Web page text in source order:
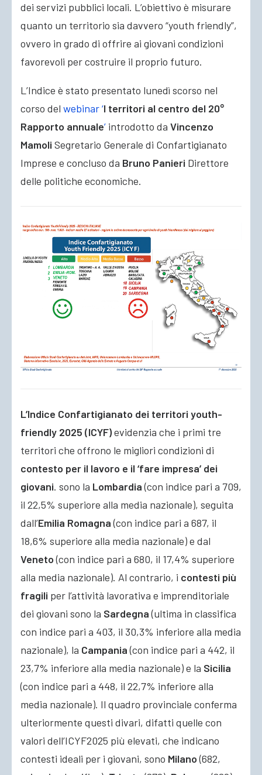
dei servizi pubblici locali. L’obiettivo è misurare
quanto un territorio sia davvero “youth friendly”,
ovvero in grado di offrire ai giovani condizioni
favorevoli per costruire il proprio futuro.
L’Indice è stato presentato lunedì scorso nel
corso del webinar ‘I territori al centro del 20°
Rapporto annuale’ introdotto da Vincenzo
Mamoli Segretario Generale di Confartigianato
Imprese e concluso da Bruno Panieri Direttore
delle politiche economiche.
L’Indice Confartigianato dei territori youth-
friendly 2025 (ICYF)evidenzia che i primi tre
territori che offrono le migliori condizioni di
contesto per il lavoro e il ‘fare impresa’ dei
giovani. sono la Lombardia(con indice pari a 709,
il 22,5% superiore alla media nazionale), seguita
dall’Emilia Romagna(con indice pari a 687, il
18,6% superiore alla media nazionale) e dal
Veneto(con indice pari a 680, il 17,4% superiore
alla media nazionale). Al contrario, i contesti più
fragili per l’attività lavorativa e imprenditoriale
dei giovani sono la Sardegna(ultima in classifica
con indice pari a 403, il 30,3% inferiore alla media
nazionale), la Campania(con indice pari a 442, il
23,7% inferiore alla media nazionale) e la Sicilia
(con indice pari a 448, il 22,7% inferiore alla
media nazionale). Il quadro provinciale conferma
ulteriormente questi divari, difatti quelle con
valori dell’ICYF2025 più elevati, che indicano
contesti ideali per i giovani, sono Milano(682,